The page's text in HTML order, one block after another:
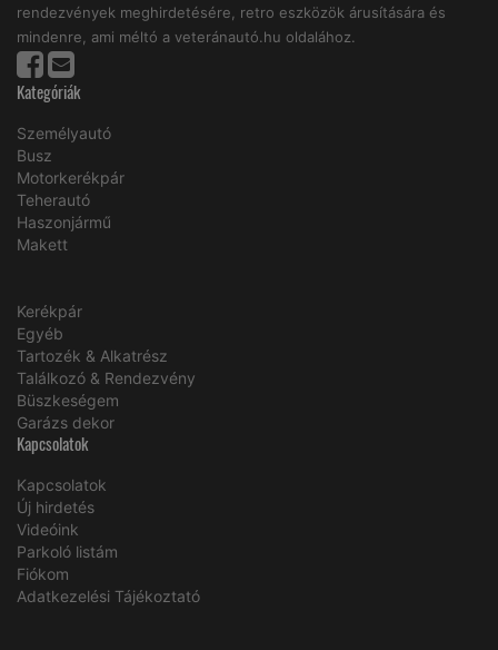
rendezvények meghirdetésére, retro eszközök árusítására és
mindenre, ami méltó a veteránautó.hu oldalához.
Kategóriák
Személyautó
Busz
Motorkerékpár
Teherautó
Haszonjármű
Makett
Kerékpár
Egyéb
Tartozék & Alkatrész
Találkozó & Rendezvény
Büszkeségem
Garázs dekor
Kapcsolatok
Kapcsolatok
Új hirdetés
Videóink
Parkoló listám
Fiókom
Adatkezelési Tájékoztató